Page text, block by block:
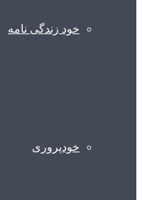
خود زندگی نامه
خودپروری